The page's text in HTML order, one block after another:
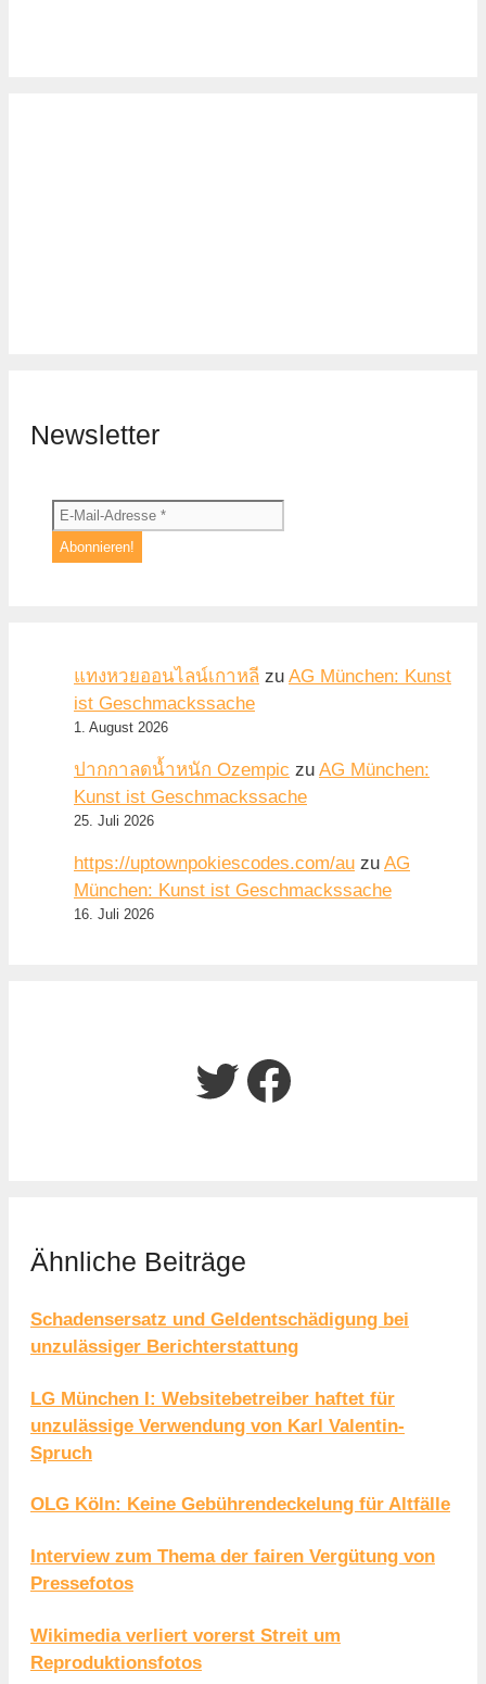
Newsletter
แทงหวยออนไลน์เกาหลี zu AG München: Kunst
ist Geschmackssache
1. August 2026
ปากกาลดน้ำหนัก Ozempic zu AG München:
Kunst ist Geschmackssache
25. Juli 2026
https://uptownpokiescodes.com/au zu AG
München: Kunst ist Geschmackssache
16. Juli 2026
Twitter
Facebook
Ähnliche Beiträge
Schadensersatz und Geldentschädigung bei
unzulässiger Berichterstattung
LG München I: Websitebetreiber haftet für
unzulässige Verwendung von Karl Valentin-
Spruch
OLG Köln: Keine Gebührendeckelung für Altfälle
Interview zum Thema der fairen Vergütung von
Pressefotos
Wikimedia verliert vorerst Streit um
Reproduktionsfotos